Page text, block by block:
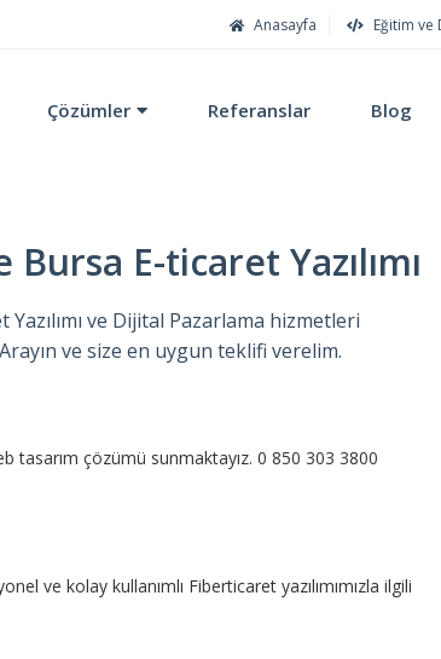
Anasayfa Eğitim ve
Çözümler Referanslar Blog
E-ticaret Yazılımı
ve Dijital Pazarlama hizmetleri
ve size en uygun teklifi verelim.
tasarım çözümü sunmaktayız. 0 850 303 3800
ve kolay kullanımlı Fiberticaret yazılımımızla ilgili